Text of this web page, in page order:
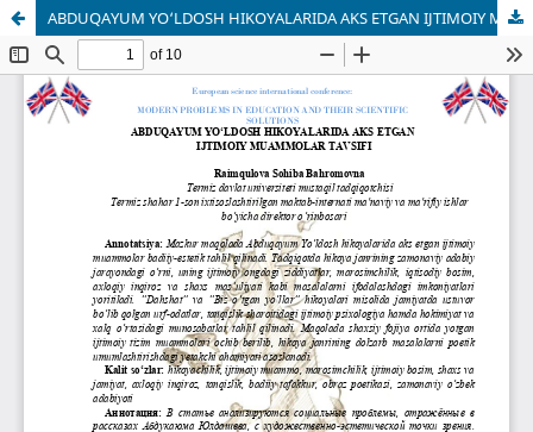
ABDUQAYUM YO‘LDOSH HIKOYALARIDA AKS ETGAN IJTIMOIY MUAMMOLAR TAVSIFI